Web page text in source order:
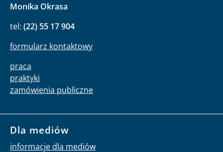
Monika Okrasa
tel: (22) 55 17 904
formularz kontaktowy
praca
praktyki
zamówienia publiczne
Dla mediów
informacje dla mediów